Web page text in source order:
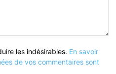
les indésirables. En savoir
de vos commentaires sont